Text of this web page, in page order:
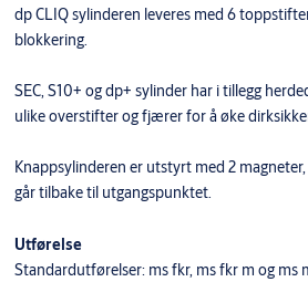
dp CLIQ sylinderen leveres med 6
blokkering.
SEC, S10+ og dp+ sylinder har i tillegg
ulike overstifter og fjærer for å øke
Knappsylinderen er utstyrt med 2
går tilbake til utgangspunktet.
Utførelse
Standardutførelser: ms fkr, ms fkr m og ms